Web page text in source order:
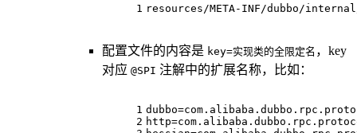
1 resources/META-INF/dubbo/
配置文件的内容是 key=实现类的全限定名 ，key
对应 @SPI 注解中的扩展名称，比如：
1
2